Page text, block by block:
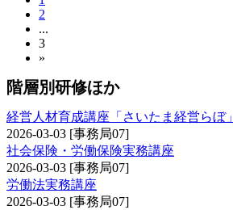
2
...
3
»
階層別研修ほか
経営人材育成講座「さいたま経営らぼ」
2026-03-03 [事務局07]
社会保険・労働保険実務講座
2026-03-03 [事務局07]
労働法実務講座
2026-03-03 [事務局07]